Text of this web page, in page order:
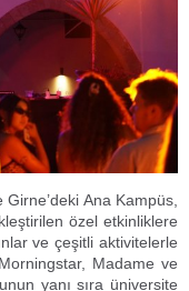
Ana Kampüs,
özel etkinliklere
ve çeşitli aktivitelerle
Madame ve
yanı sıra üniversite